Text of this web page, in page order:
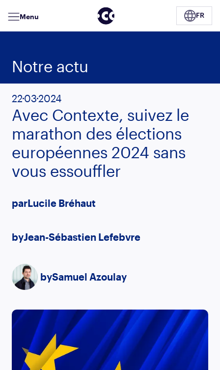
Menu FR
Notre actu
22 03 2024
Avec Contexte, suivez le
marathon des élections
européennes 2024 sans
vous essouffler
parLucile Bréhaut
byJean-Sébastien Lefebvre
bySamuel Azoulay